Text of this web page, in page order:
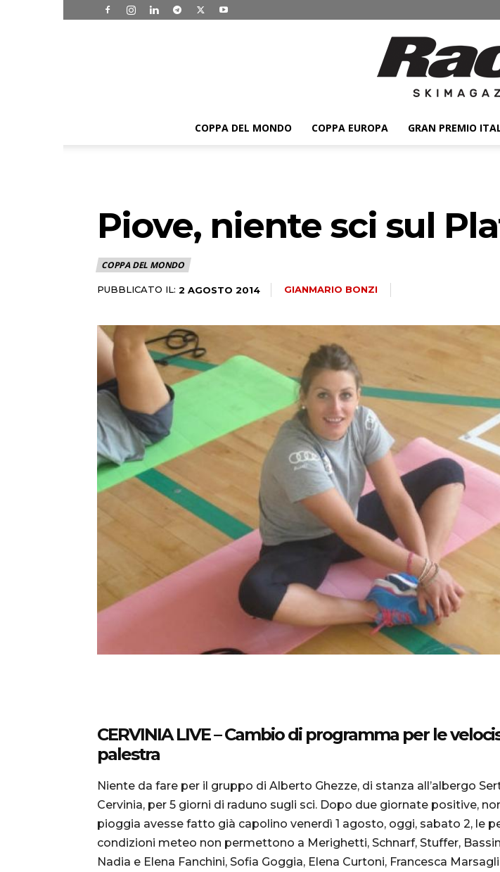
ski
COPPA DEL MONDO COPPA EUROPA GRAN PREMIO
Piove, niente sci sul
COPPA DEL MONDO
PUBBLICATO IL: 2 AGOSTO 2014 GIANMARIO BONZI
CERVINIA LIVE – Cambio di programma per le
palestra
Niente da fare per il gruppo di Alberto Ghezze, di stanza all’albergo
Cervinia, per 5 giorni di raduno sugli sci. Dopo due giornate positive,
pioggia avesse fatto già capolino venerdì 1 agosto, oggi, sabato 2, le
condizioni meteo non permettono a Merighetti, Schnarf, Stuffer,
Nadia e Elena Fanchini, Sofia Goggia, Elena Curtoni, Francesca